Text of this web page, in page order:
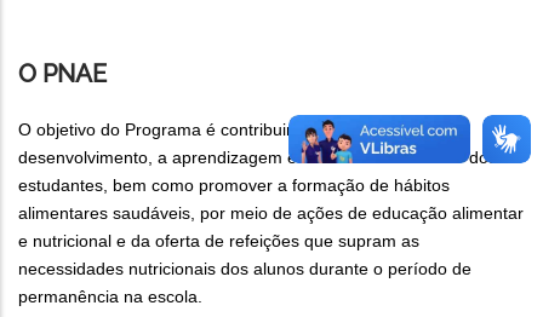
O PNAE
O objetivo do Programa é contribuir para o crescimento, o
desenvolvimento, a aprendizagem e o rendimento escolar dos
estudantes, bem como promover a formação de hábitos
alimentares saudáveis, por meio de ações de educação alimentar
e nutricional e da oferta de refeições que supram as
necessidades nutricionais dos alunos durante o período de
permanência na escola.